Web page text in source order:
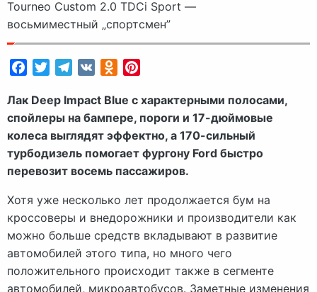
Tourneo Custom 2.0 TDCi Sport —
восьмиместный „спортсмен”
FacebookTwitterTelegram
VK Odnoklassniki
Лак Deep Impact Blue с характерными полосами,
спойлеры на бампере, пороги и 17-дюймовые
колеса выглядят эффектно, а 170-сильный
турбодизель помогает фургону Ford быстро
перевозит восемь пассажиров.
Хотя уже несколько лет продолжается бум на
кроссоверы и внедорожники и производители как
можно больше средств вкладывают в развитие
автомобилей этого типа, но много чего
положительного происходит также в сегменте
автомобилей, микроавтобусов. Заметные изменения